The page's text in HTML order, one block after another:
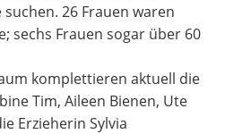
26 Frauen waren
sechs Frauen sogar über 60
komplettieren aktuell die
Tim, Aileen Bienen, Ute
Erzieherin Sylvia